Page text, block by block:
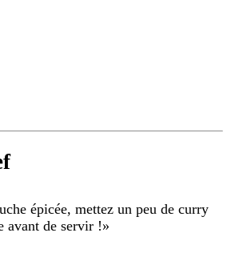
épicée, mettez un peu de curry
avant de servir !»